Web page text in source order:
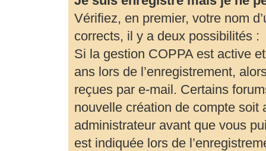
Vérifiez, en premier, votre nom
corrects, il y a deux possibilités :
Si la gestion COPPA est active
ans lors de l’enregistrement,
reçues par e-mail. Certains
nouvelle création de compte soit
administrateur avant que vous
est indiquée lors de